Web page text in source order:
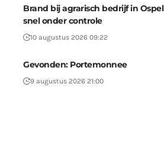
Brand bij agrarisch bedrijf in Ospel
snel onder controle
10 augustus 2026 09:22
Gevonden: Portemonnee
9 augustus 2026 21:00